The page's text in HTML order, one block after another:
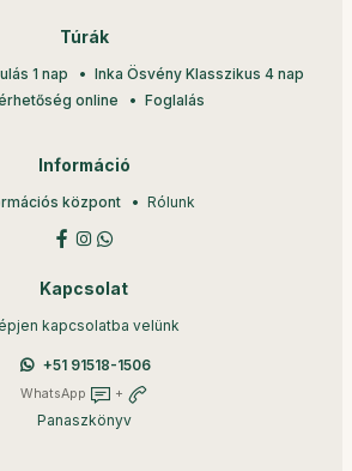
Túrák
1 nap
Inka Ösvény Klasszikus 4 nap
online
Foglalás
Információ
központ Rólunk
Kapcsolat
kapcsolatba velünk
+51 91518-1506
WhatsApp +
Panaszkönyv